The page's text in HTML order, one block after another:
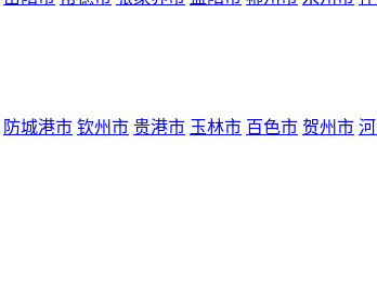
防城港市 钦州市 贵港市 玉林市 百色市 贺州市